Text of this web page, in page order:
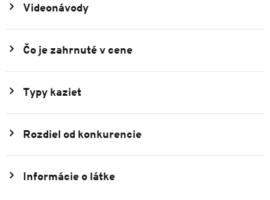
Videonávody
Čo je zahrnuté v cene
Typy kaziet
Rozdiel od konkurencie
Informácie o látke